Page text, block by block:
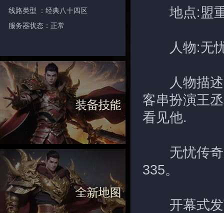
线路类型 ：经典八十四区
服务器状态：正常
地点:盟重
人物:无忧
人物描述:
客串扮演王
看见他.
无忧传奇
335。
开幕式发